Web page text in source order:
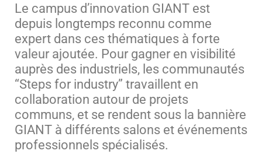
Le campus d’innovation GIANT est
depuis longtemps reconnu comme
expert dans ces thématiques à forte
valeur ajoutée. Pour gagner en visibilité
auprès des industriels, les communautés
“Steps for industry” travaillent en
collaboration autour de projets
communs, et se rendent sous la bannière
GIANT à différents salons et événements
professionnels spécialisés.